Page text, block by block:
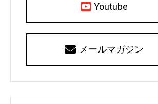
Youtube
メールマガジン